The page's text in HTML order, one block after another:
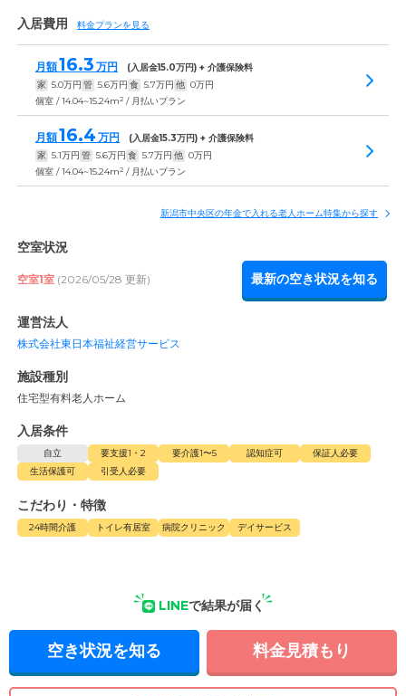
入居費用 料金プランを見る
月額16.3 万円 (入居金15.0万円) + 介護保険料
家 5.0万円 管 5.6万円 食 5.7万円 他 0万円
個室 / 14.04~15.24m2 / 月払いプラン
月額16.4 万円 (入居金15.3万円) + 介護保険料
家 5.1万円 管 5.6万円 食 5.7万円 他 0万円
個室 / 14.04~15.24m2 / 月払いプラン
新潟市中央区の年金で入れる老人ホーム特集から探す
空室状況
空室1室 (2026/05/28 更新) 最新の空き状況を知る
運営法人
株式会社東日本福祉経営サービス
施設種別
住宅型有料老人ホーム
入居条件
自立 要支援1・2 要介護1〜5 認知症可
保証人必要
生活保護可
引受人必要
こだわり・特徴
24時間介護 トイレ有居室 病院クリニック デイサービス
LINEで結果が届く
空き状況を知る 料金見積もり